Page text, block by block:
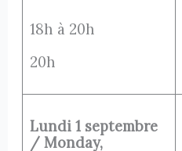
18h à 20h
20h
Lundi 1 septembre
/ Monday,